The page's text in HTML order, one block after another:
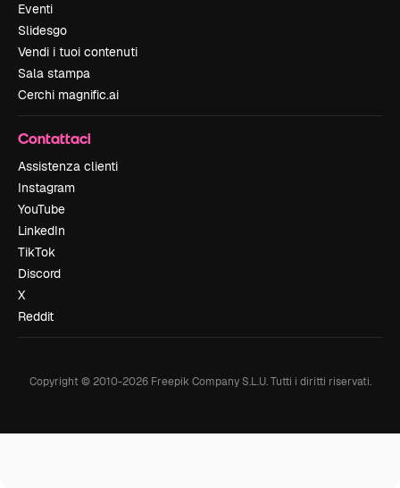
Eventi
Slidesgo
Vendi i tuoi contenuti
Sala stampa
Cerchi magnific.ai
Contattaci
Assistenza clienti
Instagram
YouTube
LinkedIn
TikTok
Discord
X
Reddit
Copyright © 2010-2026Freepik Company S.L.U. Tutti i diritti riservati.